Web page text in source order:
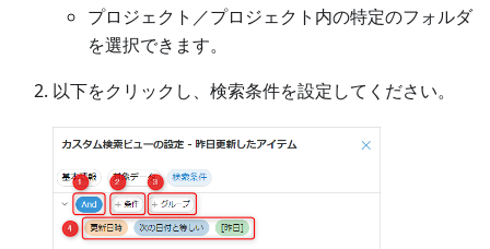
プロジェクト／プロジェクト内の特定のフォルダ
を選択できます。
以下をクリックし、検索条件を設定してください。